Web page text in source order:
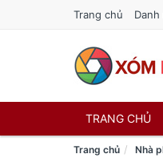
Trang chủ Danh
TRANG CHỦ
Trang chủ Nhà